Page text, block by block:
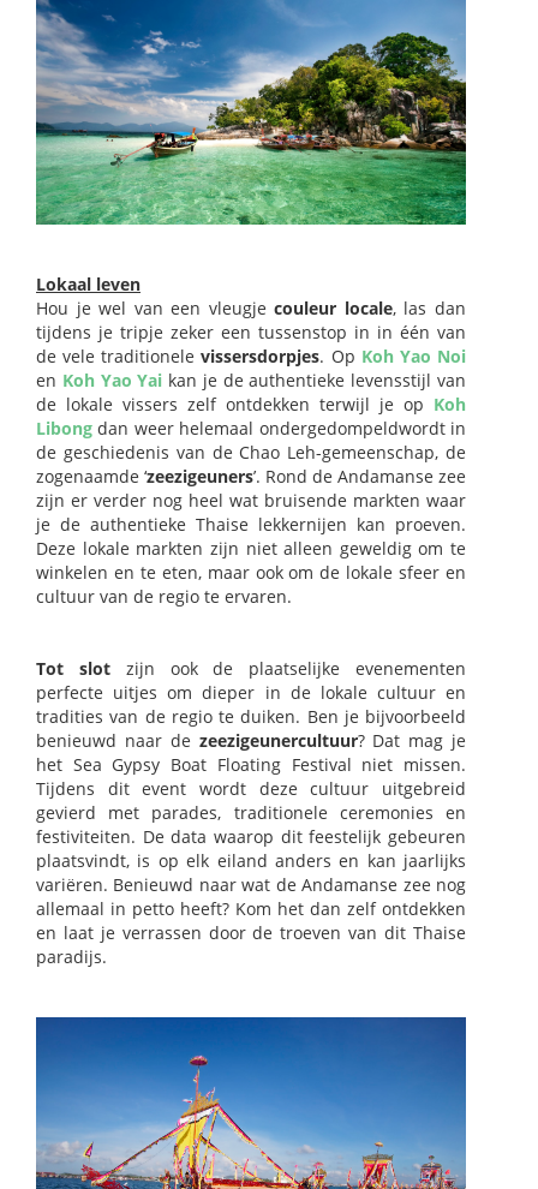
Lokaal leven
Hou je wel van een vleugjecouleur locale, las dan
tijdens je tripje zeker een tussenstop in in één van
de vele traditionelevissersdorpjes. Op Koh Yao Noi
en Koh Yao Yai kan je de authentieke levensstijl van
de lokale vissers zelf ontdekken terwijl je op Koh
Libong dan weer helemaal ondergedompeldwordt in
de geschiedenis van de Chao Leh-gemeenschap, de
zogenaamde ‘zeezigeuners’. Rond de Andamanse zee
zijn er verder nog heel wat bruisende markten waar
je de authentieke Thaise lekkernijen kan proeven.
Deze lokale markten zijn niet alleen geweldig om te
winkelen en te eten, maar ook om de lokale sfeer en
cultuur van de regio te ervaren.
Tot slotzijn ook de plaatselijke evenementen
perfecte uitjes om dieper in de lokale cultuur en
tradities van de regio te duiken. Ben je bijvoorbeeld
benieuwd naar de zeezigeunercultuur? Dat mag je
het Sea Gypsy Boat Floating Festival niet missen.
Tijdens dit event wordt deze cultuur uitgebreid
gevierd met parades, traditionele ceremonies en
festiviteiten. De data waarop dit feestelijk gebeuren
plaatsvindt, is op elk eiland anders en kan jaarlijks
variëren. Benieuwd naar wat de Andamanse zee nog
allemaal in petto heeft? Kom het dan zelf ontdekken
en laat je verrassen door de troeven van dit Thaise
paradijs.